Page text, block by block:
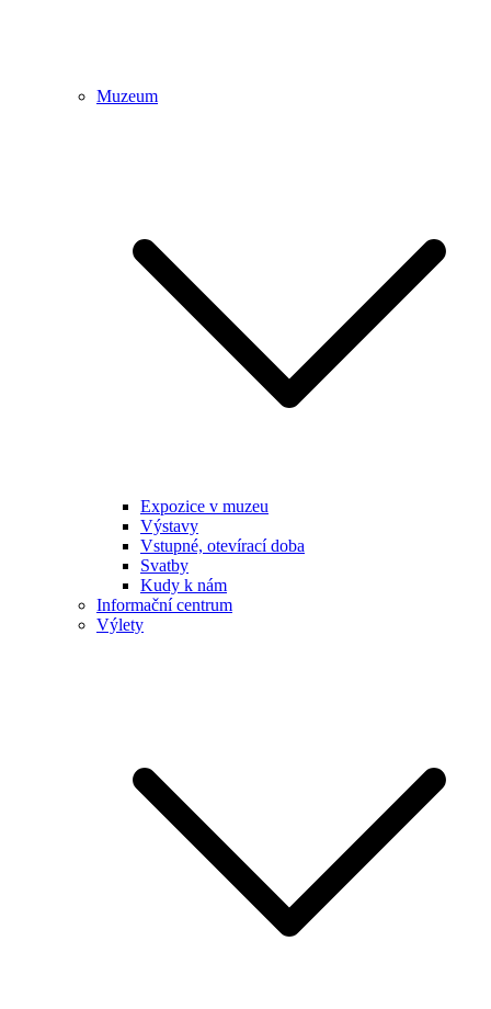
Muzeum
Expozice v muzeu
Výstavy
Vstupné, otevírací doba
Svatby
Kudy k nám
Informační centrum
Výlety